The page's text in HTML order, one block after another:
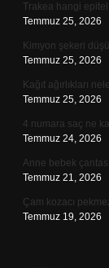
Trakea hangi epitel
Temmuz 25, 2026
Kimyon şekeri
Temmuz 25, 2026
Kağıt ağırlıkları
Temmuz 25, 2026
4 numara saç ne
Temmuz 24, 2026
Anne bebek
Temmuz 21, 2026
Çam kozacı
Temmuz 19, 2026